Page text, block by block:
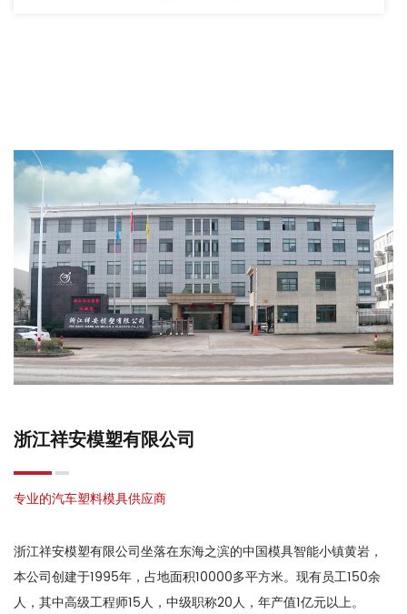
浙江祥安模塑有限公司
专业的汽车塑料模具供应商
浙江祥安模塑有限公司坐落在东海之滨的中国模具智能小镇黄岩，
本公司创建于1995年，占地面积10000多平方米。现有员工150余
人，其中高级工程师15人，中级职称20人，年产值1亿元以上。